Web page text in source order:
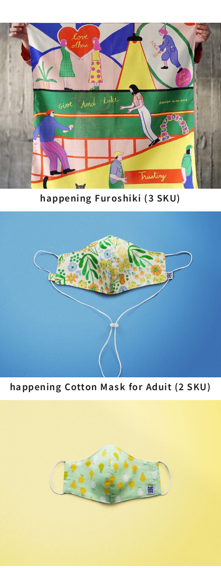
happening Furoshiki (3 SKU)
happening Cotton Mask for Aduit (2 SKU)